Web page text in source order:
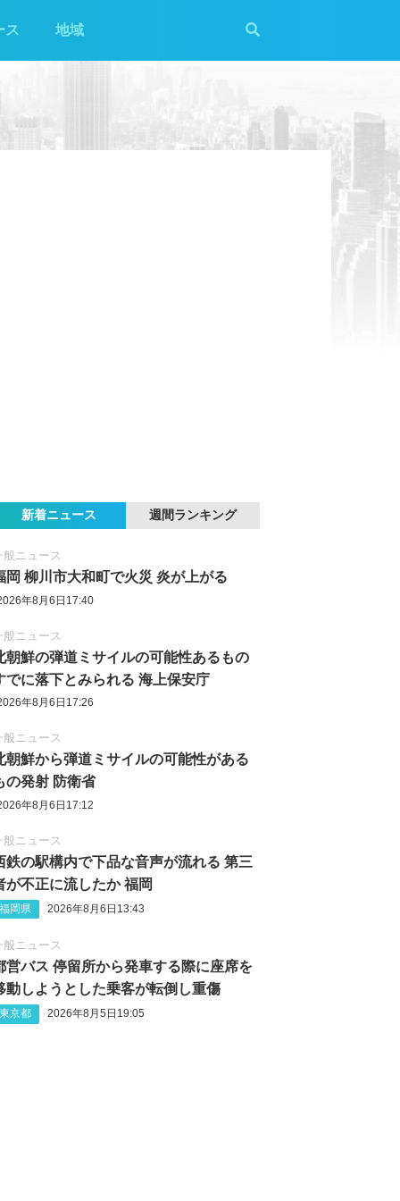
ス 地域
新着ニュース 週間ランキング
般ニュース
岡 柳川市大和町で火災 炎が上がる
年8月6日17:40
般ニュース
朝鮮の弾道ミサイルの可能性あるもの
でに落下とみられる 海上保安庁
年8月6日17:26
般ニュース
朝鮮から弾道ミサイルの可能性がある
の発射 防衛省
年8月6日17:12
般ニュース
鉄の駅構内で下品な音声が流れる 第三
が不正に流したか 福岡
福岡県 2026年8月6日13:43
般ニュース
営バス 停留所から発車する際に座席を
動しようとした乗客が転倒し重傷
東京都 2026年8月5日19:05